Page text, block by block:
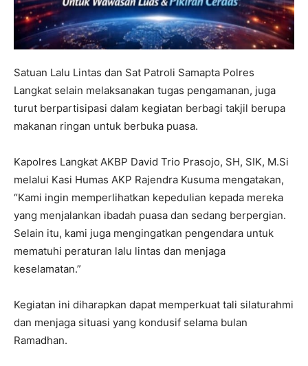
Satuan Lalu Lintas dan Sat Patroli Samapta Polres
Langkat selain melaksanakan tugas pengamanan, juga
turut berpartisipasi dalam kegiatan berbagi takjil berupa
makanan ringan untuk berbuka puasa.
Kapolres Langkat AKBP David Trio Prasojo, SH, SIK, M.Si
melalui Kasi Humas AKP Rajendra Kusuma mengatakan,
“Kami ingin memperlihatkan kepedulian kepada mereka
yang menjalankan ibadah puasa dan sedang berpergian.
Selain itu, kami juga mengingatkan pengendara untuk
mematuhi peraturan lalu lintas dan menjaga
keselamatan.”
Kegiatan ini diharapkan dapat memperkuat tali silaturahmi
dan menjaga situasi yang kondusif selama bulan
Ramadhan.